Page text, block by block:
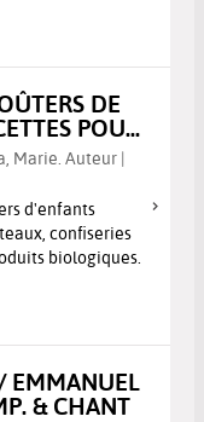
DE
POU...
Marie. Auteur |
d'enfants
confiseries
biologiques.
EMMANUEL
& CHANT